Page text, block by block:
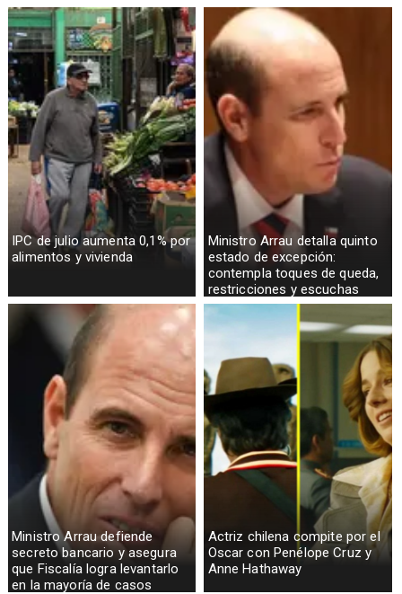
IPC de julio aumenta 0,1% por
alimentos y vivienda
Ministro Arrau detalla quinto
estado de excepción:
contempla toques de queda,
restricciones y escuchas
telefónicas en zonas críticas
Ministro Arrau defiende
secreto bancario y asegura
que Fiscalía logra levantarlo
en la mayoría de casos
Actriz chilena compite por el
Oscar con Penélope Cruz y
Anne Hathaway